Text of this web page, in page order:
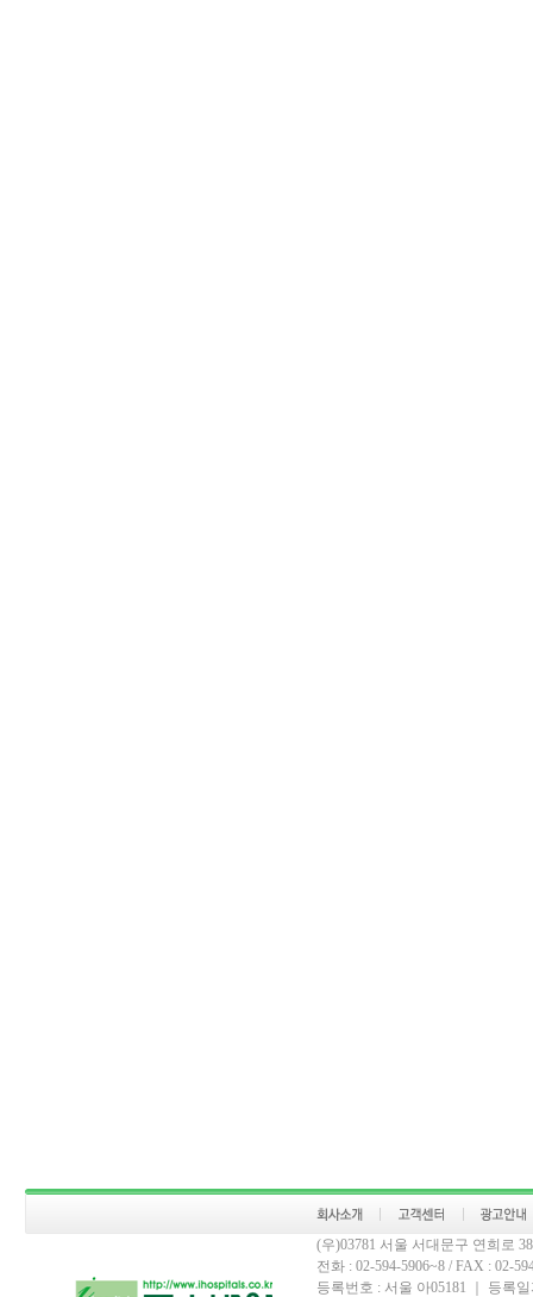
(우)03781 서울 서대문구 연희로
전화 : 02-594-5906~8 / FAX : 02-
등록번호 : 서울 아05181 ｜ 등록